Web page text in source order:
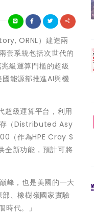
ORNL）建造兩
套系統包括次世代的
級運算門檻的超級
能源部推進AI與機
級運算平台，利用
存（Distributed Asy
作為HPE Cray S
新功能，預計可將
峰，也是美國的一大
、橡樹嶺國家實驗
代。」